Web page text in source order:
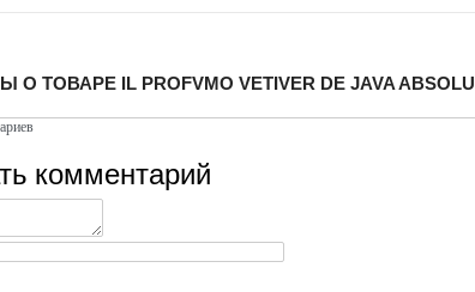
ТОВАРЕ IL PROFVMO VETIVER DE JAVA ABSOLU
комментарий